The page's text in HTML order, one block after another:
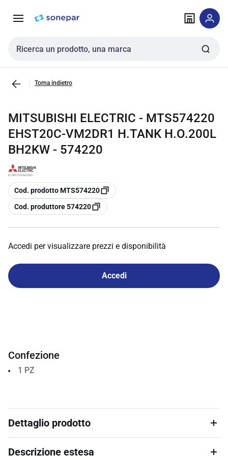
navigazione alla
Cerca input
Torna indietro
MITSUBISHI ELECTRIC - MTS574220
EHST20C-VM2DR1 H.TANK H.O.200L
BH2KW - 574220
copia
Cod. prodotto MTS574220
copia
Cod. produttore 574220
Accedi per visualizzare prezzi e disponibilità
Accedi
Confezione
1 PZ
Dettaglio prodotto
Descrizione estesa